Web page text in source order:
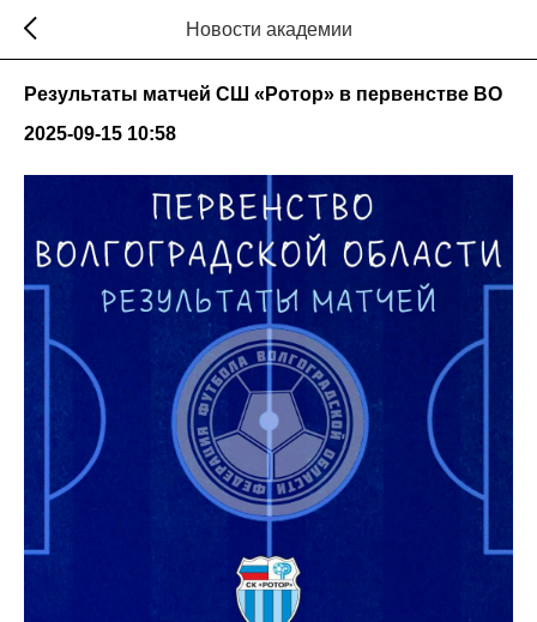
Новости академии
Результаты матчей СШ «Ротор» в первенстве ВО
2025-09-15 10:58